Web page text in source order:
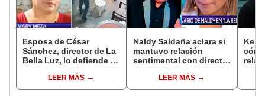
Esposa de César
Sánchez, director de La
Bella Luz, lo defiende y
relación clandestina
con Naldy Saldaña:
LEER MÁS
Naldy Saldaña aclara si
mantuvo relación
sentimental con director
denunciarlo por
tocamientos: “Me
LEER MÁS